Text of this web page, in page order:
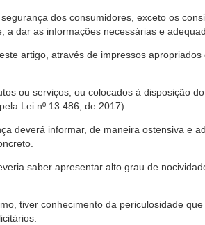
dos consumidores, exceto os
dar as informações necessárias e
artigo, através de impressos apropriados
ou serviços, ou colocados à disposição
Lei nº 13.486, de 2017)
deverá informar, de maneira ostensiva e
saber apresentar alto grau de
tiver conhecimento da periculosidade